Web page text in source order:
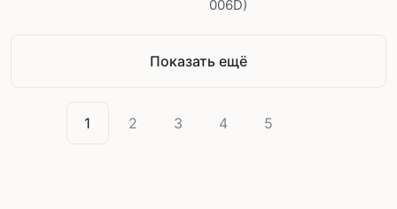
006D)
Показать ещё
1 2 3 4 5